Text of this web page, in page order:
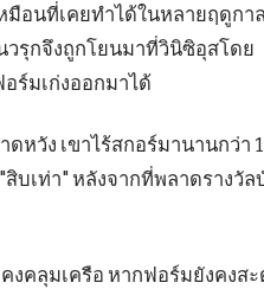
มือนที่เคยทำได้ในหลายฤดูกา
วรุกจึงถูกโยนมาที่วินิซิอุสโดย
ร์มเก่งออกมาได้
หวัง เขาไร้สกอร์มานานกว่า
เท่า" หลังจากที่พลาดรางวัล
งคลุมเครือ หากฟอร์มยังคงส